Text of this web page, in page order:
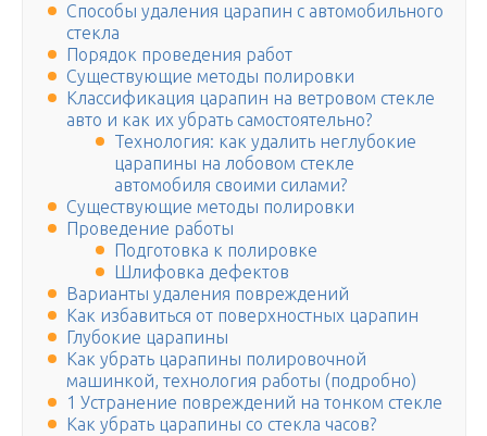
Способы удаления царапин с автомобильного
стекла
Порядок проведения работ
Существующие методы полировки
Классификация царапин на ветровом стекле
авто и как их убрать самостоятельно?
Технология: как удалить неглубокие
царапины на лобовом стекле
автомобиля своими силами?
Существующие методы полировки
Проведение работы
Подготовка к полировке
Шлифовка дефектов
Варианты удаления повреждений
Как избавиться от поверхностных царапин
Глубокие царапины
Как убрать царапины полировочной
машинкой, технология работы (подробно)
1 Устранение повреждений на тонком стекле
Как убрать царапины со стекла часов?